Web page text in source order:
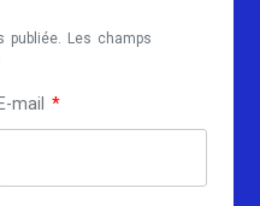
publiée. Les champs
E-mail*